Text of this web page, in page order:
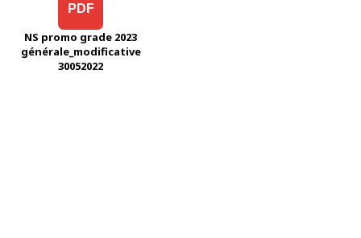
PDF
NS promo grade 2023
générale_modificative
30052022